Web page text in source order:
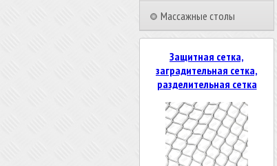
Массажные столы
Защитная сетка,
заградительная сетка,
разделительная сетка